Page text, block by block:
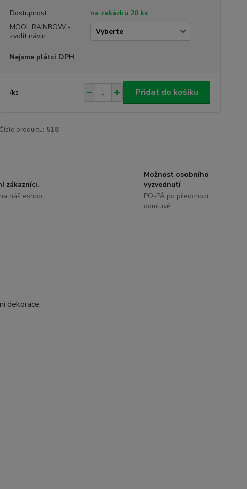
Dostupnost
na zakázku 20 ks
MOOL RAINBOW -
zvolit návin
Nejsme plátci DPH
/ks Přidat do košíku
Číslo produktu: 518
zákazníci.
náš eshop
Možnost osobního
vyzvednutí
PO-PÁ po předchozí
domluvě
dekorace.